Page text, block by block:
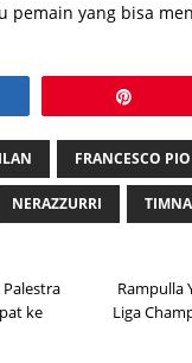
pemain yang bisa
FRANCESCO
NERAZZURRI
ke
Rampulla
Liga